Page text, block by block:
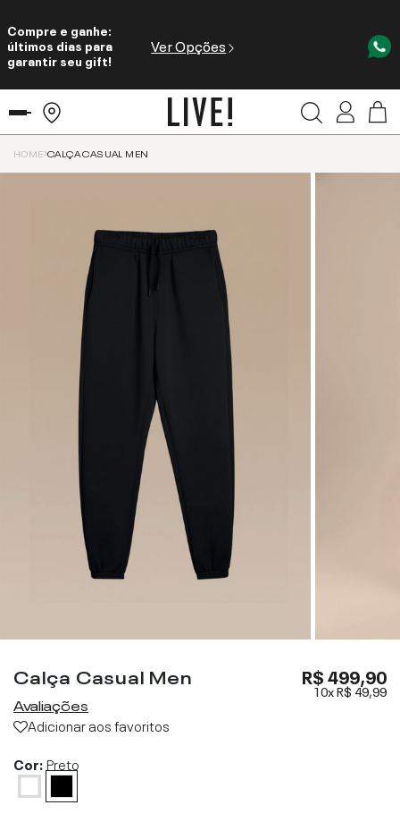
Compre e ganhe:
últimos dias para
garantir seu gift!
Ver Opções
HOME CALÇA CASUAL MEN
Calça Casual Men
Avaliações
Adicionar aos favoritos
R$ 499,90
10xR$ 49,99
Cor:Preto